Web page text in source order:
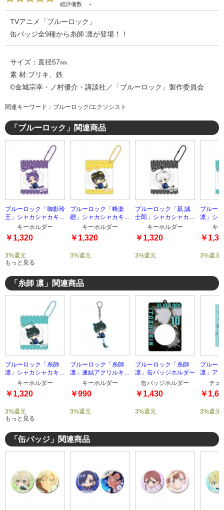
総評価数
-
TVアニメ「ブルーロック」
缶バッジ全9種から糸師 凛が登場！！
サイズ：直径57㎜
素 材:ブリキ、鉄
©金城宗幸・ノ村優介・講談社／「ブルーロック」製作委員会
関連キーワード：ブルーロック/エクソシスト
「ブルーロック」関連商品
ブルーロック「御影玲
王」シャカシャカキー
ホルダーキーホルダー
￥1,320
3%還元
ブルーロック「蜂楽
廻」シャカシャカキー
ホルダーキーホルダー
￥1,320
3%還元
ブルーロック「凪 誠
士郎」シャカシャカキ
ーホルダー
キーホルダー
￥1,320
3%還元
ブルー
凛」シ
ホルダー
キ
￥
3%還元
もっと見る
「糸師 凛」関連商品
ブルーロック「糸師
凛」シャカシャカキー
ホルダーキーホルダー
￥1,320
3%還元
ブルーロック「糸師
凛」連結アクリルキー
ホルダーキーホルダー
￥990
3%還元
ブルーロック「糸師
凛」缶バッジホルダー
缶バッジホルダー
￥1,430
3%還元
ブルー
凛」ア
ルダー
チェ
￥
3%還元
もっと見る
「缶バッジ」関連商品